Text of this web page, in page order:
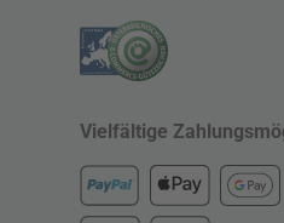
Vielfältige